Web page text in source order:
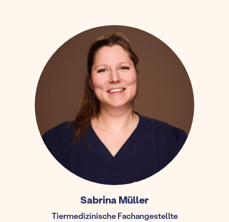
Sabrina Müller
Tiermedizinische Fachangestellte